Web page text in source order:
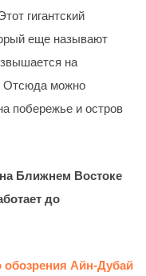
гигантский
еще называют
на
Отсюда можно
побережье и остров
Ближнем Востоке
до
обозрения Айн-Дубай